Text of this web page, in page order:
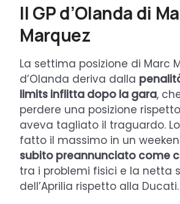
Il GP d’Olanda di
Marquez
La settima posizione di Marc
d’Olanda deriva dalla
limits inflitta dopo la gara,
perdere una posizione
aveva tagliato il traguardo.
fatto il massimo in un
subito preannunciato come
tra i problemi fisici e la netta
dell’Aprilia rispetto alla Ducati.